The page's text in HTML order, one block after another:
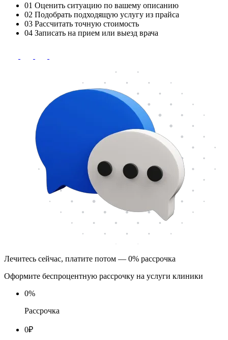
01 Оценить ситуацию по вашему описанию
02 Подобрать подходящую услугу из прайса
03 Рассчитать точную стоимость
04 Записать на прием или выезд врача
Лечитесь сейчас, платите потом — 0% рассрочка
Оформите беспроцентную рассрочку на услуги клиники
0%
Рассрочка
0₽